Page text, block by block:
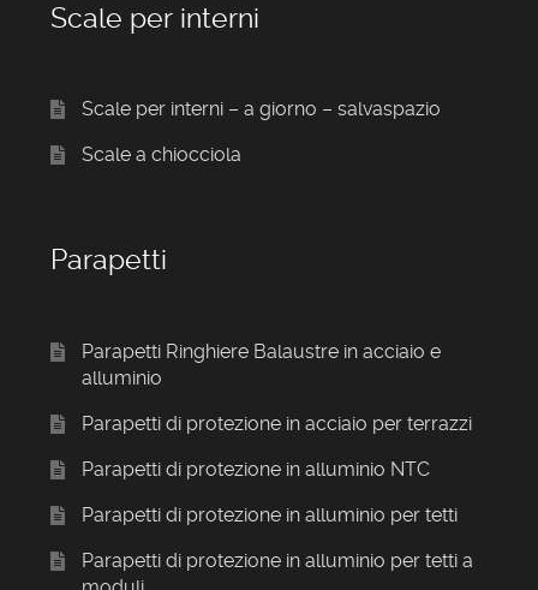
Scale per interni
Scale per interni – a giorno – salvaspazio
Scale a chiocciola
Parapetti
Parapetti Ringhiere Balaustre in acciaio e
alluminio
Parapetti di protezione in acciaio per terrazzi
Parapetti di protezione in alluminio NTC
Parapetti di protezione in alluminio per tetti
Parapetti di protezione in alluminio per tetti a